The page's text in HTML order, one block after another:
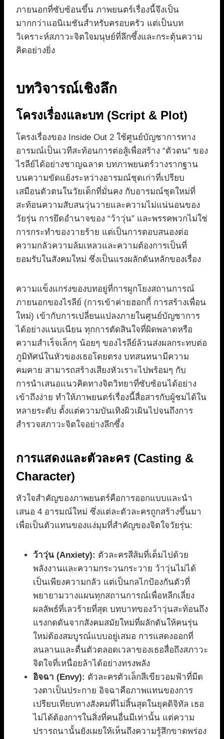
ภายนอกที่ซับซ้อนขึ้น ภาพยนตร์เรื่องนี้จึงเป็น
มากกว่าแอนิเมชันสำหรับครอบครัว แต่เป็นบท
วิเคราะห์สภาวะจิตใจมนุษย์ที่ลึกซึ้งและกระตุ้นความ
คิดอย่างยิ่ง
บทวิจารณ์เชิงลึก
โครงเรื่องและบท (Script & Plot)
โครงเรื่องของ Inside Out 2 ใช้ศูนย์บัญชาการทาง
อารมณ์เป็นเวทีสะท้อนการต่อสู้เพื่อสร้าง “ตัวตน” ของ
ไรลีย์ได้อย่างชาญฉลาด บทภาพยนตร์วางรากฐาน
บนความขัดแย้งระหว่างอารมณ์ชุดเก่าที่เปรียบ
เสมือนตัวตนในวัยเด็กที่มั่นคง กับอารมณ์ชุดใหม่ที่
สะท้อนความสับสนวุ่นวายและความไม่แน่นอนของ
วัยรุ่น การยึดอำนาจของ “ว้าวุ่น” และพรรคพวกไม่ใช่
การกระทำของวายร้าย แต่เป็นการตอบสนองต่อ
ความกลัวความล้มเหลวและความต้องการเป็นที่
ยอมรับในสังคมใหม่ ซึ่งเป็นแรงผลักดันหลักของเรื่อง
ความแข็งแกร่งของบทอยู่ที่การผูกโยงสถานการณ์
ภายนอกของไรลีย์ (การเข้าค่ายฮอกกี้ การสร้างเพื่อน
ใหม่) เข้ากับการเปลี่ยนแปลงภายในศูนย์บัญชาการ
ได้อย่างแนบเนียน ทุกการตัดสินใจที่ผิดพลาดหรือ
ความสำเร็จเล็กๆ น้อยๆ ของไรลีย์ล้วนส่งผลกระทบต่อ
ภูมิทัศน์ในหัวของเธอโดยตรง บทสนทนามีความ
คมคาย สามารถสร้างเสียงหัวเราะไปพร้อมๆ กับ
การนำเสนอแนวคิดทางจิตวิทยาที่ซับซ้อนได้อย่าง
เข้าถึงง่าย ทำให้ภาพยนตร์เรื่องนี้สื่อสารกับผู้ชมได้ใน
หลายระดับ ตั้งแต่ความบันเทิงผิวเผินไปจนถึงการ
สำรวจสภาวะจิตใจอย่างลึกซึ้ง
การแสดงและตัวละคร (Casting &
Character)
หัวใจสำคัญของภาพยนตร์คือการออกแบบและนำ
เสนอ 4 อารมณ์ใหม่ ซึ่งแต่ละตัวละครถูกสร้างขึ้นมา
เพื่อเป็นตัวแทนของแง่มุมที่สำคัญของจิตใจวัยรุ่น:
ว้าวุ่น (Anxiety): ตัวละครสีส้มที่เต็มไปด้วย
พลังงานและความกระวนกระวาย ว้าวุ่นไม่ได้
เป็นเพียงความกลัว แต่เป็นกลไกป้องกันตัวที่
พยายามวางแผนทุกสถานการณ์เพื่อหลีกเลี่ยง
ผลลัพธ์ที่เลวร้ายที่สุด บทบาทของว้าวุ่นสะท้อนถึง
แรงกดดันจากสังคมสมัยใหม่ที่ผลักดันให้คนรุ่น
ใหม่ต้องสมบูรณ์แบบอยู่เสมอ การแสดงออกที่
ลนลานและตื่นตัวตลอดเวลาของเธอสื่อถึงสภาวะ
จิตใจที่เหนื่อยล้าได้อย่างทรงพลัง
อิจฉา (Envy): ตัวละครตัวเล็กสีเขียวอมฟ้าที่มีด
วงตาเป็นประกาย อิจฉาคือภาพแทนของการ
เปรียบเทียบทางสังคมที่ไม่สิ้นสุดในยุคดิจิทัล เธอ
ไม่ได้ต้องการในสิ่งที่คนอื่นมีเท่านั้น แต่ความ
ปรารถนานั้นยังเผยให้เห็นถึงความรู้สึกขาดพร่อง